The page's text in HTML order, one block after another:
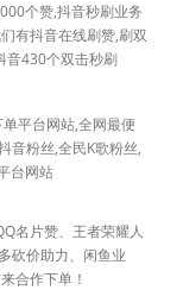
个赞,抖音秒刷业务
有抖音在线刷赞,刷双
音430个双击秒刷
平台网站,全网最便
音粉丝,全民K歌粉丝,
台网站
名片赞、王者荣耀人
砍价助力、闲鱼业
合作下单！